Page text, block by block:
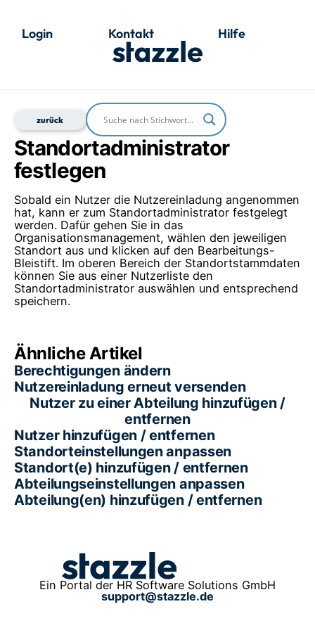
Login Kontakt Hilfe
Standortadministrator
festlegen
Sobald ein Nutzer die Nutzereinladung angenommen
hat, kann er zum Standortadministrator festgelegt
werden. Dafür gehen Sie in das
Organisationsmanagement, wählen den jeweiligen
Standort aus und klicken auf den Bearbeitungs-
Bleistift. Im oberen Bereich der Standortstammdaten
können Sie aus einer Nutzerliste den
Standortadministrator auswählen und entsprechend
speichern.
Ähnliche Artikel
Berechtigungen ändern
Nutzereinladung erneut versenden
Nutzer zu einer Abteilung hinzufügen /
entfernen
Nutzer hinzufügen / entfernen
Standorteinstellungen anpassen
Standort(e) hinzufügen / entfernen
Abteilungseinstellungen anpassen
Abteilung(en) hinzufügen / entfernen
Ein Portal der HR Software Solutions GmbH
support@stazzle.de